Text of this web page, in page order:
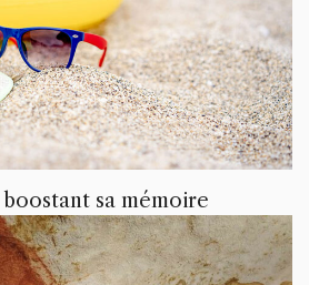
sa mémoire